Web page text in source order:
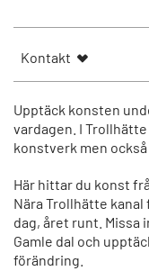
Kontakt
Upptäck konsten
vardagen. I
konstverk men
Här hittar du konst
Nära Trollhätte
dag, året runt. Missa
Gamle dal och
förändring.